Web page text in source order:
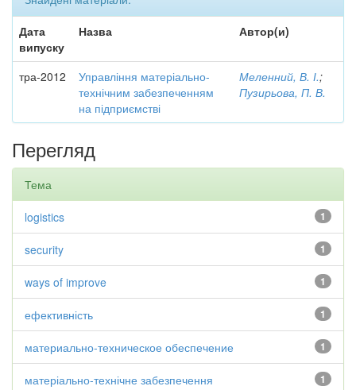
Дата
випуску
Назва Автор(и)
тра-2012
Управління матеріально-
технічним забезпеченням
на підприємстві
Меленний, В. І.;
Пузирьова, П. В.
Перегляд
Тема
1
logistics
1
security
1
ways of improve
1
ефективність
1
материально-техническое обеспечение
1
матеріально-технічне забезпечення